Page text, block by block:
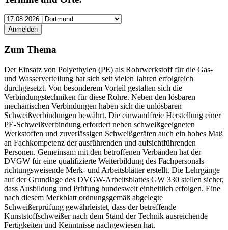
Zum Thema
Der Einsatz von Polyethylen (PE) als Rohrwerkstoff für die Gas-
und Wasserverteilung hat sich seit vielen Jahren erfolgreich
durchgesetzt. Von besonderem Vorteil gestalten sich die
Verbindungstechniken für diese Rohre. Neben den lösbaren
mechanischen Verbindungen haben sich die unlösbaren
Schweißverbindungen bewährt. Die einwandfreie Herstellung einer
PE-Schweißverbindung erfordert neben schweißgeeigneten
Werkstoffen und zuverlässigen Schweißgeräten auch ein hohes Maß
an Fachkompetenz der ausführenden und aufsichtführenden
Personen. Gemeinsam mit den betroffenen Verbänden hat der
DVGW für eine qualifizierte Weiterbildung des Fachpersonals
richtungsweisende Merk- und Arbeitsblätter erstellt. Die Lehrgänge
auf der Grundlage des DVGW-Arbeitsblattes GW 330 stellen sicher,
dass Ausbildung und Prüfung bundesweit einheitlich erfolgen. Eine
nach diesem Merkblatt ordnungsgemäß abgelegte
Schweißerprüfung gewährleistet, dass der betreffende
Kunststoffschweißer nach dem Stand der Technik ausreichende
Fertigkeiten und Kenntnisse nachgewiesen hat.